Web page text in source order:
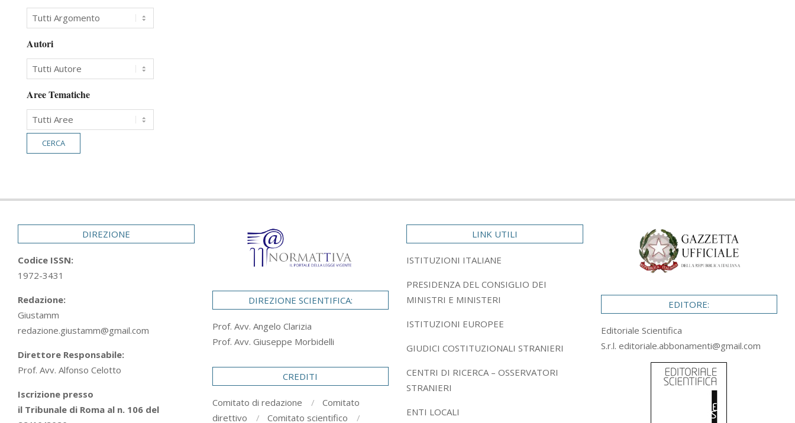
Autori
Aree Tematiche
DIREZIONE
Codice ISSN:
1972-3431
Redazione:
Giustamm
redazione.giustamm@gmail.com
Direttore Responsabile:
Prof. Avv. Alfonso Celotto
Iscrizione presso
il Tribunale di Roma al n. 106 del
DIREZIONE SCIENTIFICA:
Prof. Avv. Angelo Clarizia
Prof. Avv. Giuseppe Morbidelli
CREDITI
Comitato di redazione
Comitato
direttivo
Comitato scientifico
LINK UTILI
ISTITUZIONI ITALIANE
PRESIDENZA DEL CONSIGLIO DEI
MINISTRI E MINISTERI
ISTITUZIONI EUROPEE
GIUDICI COSTITUZIONALI STRANIERI
CENTRI DI RICERCA – OSSERVATORI
STRANIERI
ENTI LOCALI
EDITORE:
Editoriale Scientifica
S.r.l. editoriale.abbonamenti@gmail.com